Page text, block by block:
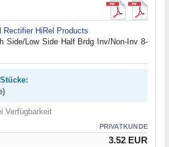
Rectifier HiRel Products
Side/Low Side Half Brdg Inv/Non-Inv 8-
Verfügbarkeit
PRIVATKUNDE
3.52 EUR